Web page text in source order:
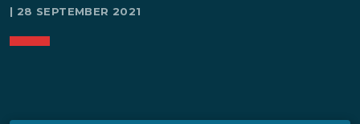
| 28 SEPTEMBER 2021